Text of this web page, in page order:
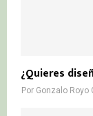
¿Quieres
Por Gonzalo Royo